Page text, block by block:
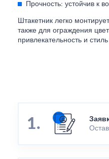
Прочность: устойчив к
Штакетник легко
также для ограждения
привлекательность и